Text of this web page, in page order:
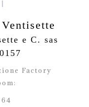
e C. sas
Factory